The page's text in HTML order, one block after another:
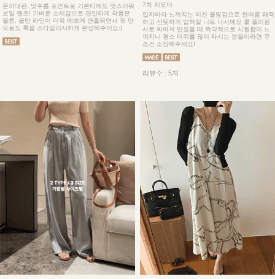
문의대란, 맞주름 포인트로 기본티에도 멋스러워
보일 팬츠! 가벼운 소재감으로 편안하게 착용은
물론, 골반 라인이 더욱 예쁘게 연출되면서 핏 만
으로도 룩을 스타일리시하게 완성해주어요:)
7차 리오더
입자마자 느껴지는 미친 쿨링감으로 한여름 쾌적
하고 산뜻하게 입혀질 니트 나시예요 쿨 폴리원
사로 짜여져 만졌을 때 즉각적으로 시원함이 느
껴지니 평소 더위를 많이 타시는 분들이라면 무
조건 소장해주세요!
리뷰수 : 5개